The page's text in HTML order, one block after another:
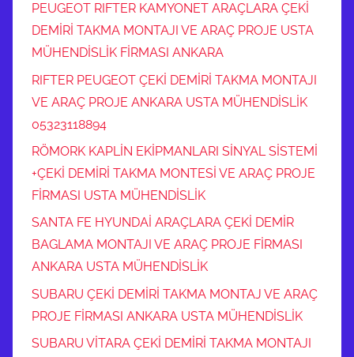
PEUGEOT RIFTER KAMYONET ARAÇLARA ÇEKİ
DEMİRİ TAKMA MONTAJI VE ARAÇ PROJE USTA
MÜHENDİSLİK FİRMASI ANKARA
RIFTER PEUGEOT ÇEKİ DEMİRİ TAKMA MONTAJI
VE ARAÇ PROJE ANKARA USTA MÜHENDİSLİK
05323118894
RÖMORK KAPLİN EKİPMANLARI SİNYAL SİSTEMİ
+ÇEKİ DEMİRİ TAKMA MONTESİ VE ARAÇ PROJE
FİRMASI USTA MÜHENDİSLİK
SANTA FE HYUNDAİ ARAÇLARA ÇEKİ DEMİR
BAGLAMA MONTAJI VE ARAÇ PROJE FİRMASI
ANKARA USTA MÜHENDİSLİK
SUBARU ÇEKİ DEMİRİ TAKMA MONTAJ VE ARAÇ
PROJE FİRMASI ANKARA USTA MÜHENDİSLİK
SUBARU VİTARA ÇEKİ DEMİRİ TAKMA MONTAJI